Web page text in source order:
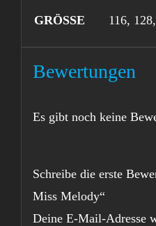
GRÖSSE 116,
Bewertungen
Es gibt noch keine
Schreibe die erste
Miss Melody“
Deine E-Mail-Adresse